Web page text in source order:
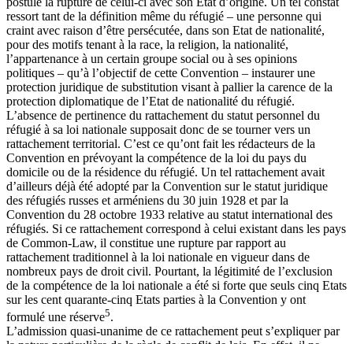
ressort tant de la définition même du réfugié – une personne qui
craint avec raison d’être persécutée, dans son Etat de nationalité,
pour des motifs tenant à la race, la religion, la nationalité,
l’appartenance à un certain groupe social ou à ses opinions
politiques – qu’à l’objectif de cette Convention – instaurer une
protection juridique de substitution visant à pallier la carence de la
protection diplomatique de l’Etat de nationalité du réfugié.
L’absence de pertinence du rattachement du statut personnel du
réfugié à sa loi nationale supposait donc de se tourner vers un
rattachement territorial. C’est ce qu’ont fait les rédacteurs de la
Convention en prévoyant la compétence de la loi du pays du
domicile ou de la résidence du réfugié. Un tel rattachement avait
d’ailleurs déjà été adopté par la Convention sur le statut juridique
des réfugiés russes et arméniens du 30 juin 1928 et par la
Convention du 28 octobre 1933 relative au statut international des
réfugiés. Si ce rattachement correspond à celui existant dans les pays
de Common-Law, il constitue une rupture par rapport au
rattachement traditionnel à la loi nationale en vigueur dans de
nombreux pays de droit civil. Pourtant, la légitimité de l’exclusion
de la compétence de la loi nationale a été si forte que seuls cinq Etats
sur les cent quarante-cinq Etats parties à la Convention y ont
formulé une réserve5.
L’admission quasi-unanime de ce rattachement peut s’expliquer par